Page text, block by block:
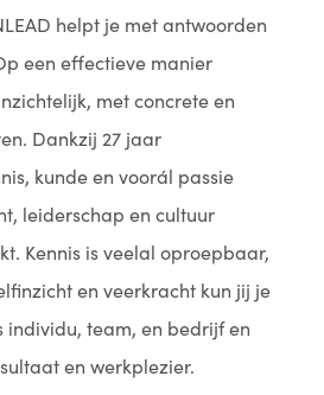
helpt je met antwoorden
een effectieve manier
met concrete en
Dankzij 27 jaar
kunde en voorál passie
leiderschap en cultuur
Kennis is veelal oproepbaar,
en veerkracht kun jij je
individu, team, en bedrijf en
en werkplezier.